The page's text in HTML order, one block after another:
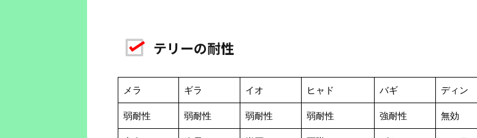
テリーの耐性
メラ ギラ イオ ヒャド バギ ディン
弱耐性 弱耐性 弱耐性 弱耐性 強耐性 無効